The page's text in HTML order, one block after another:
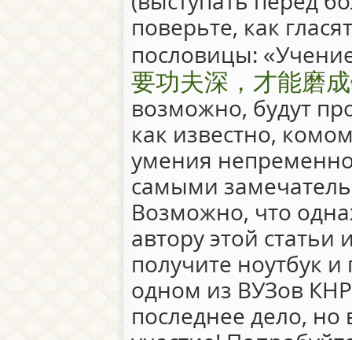
поверьте, как
пословицы:
要功夫深，才能磨
возможно, будут
как известно,
умения
самыми
Возможно, что
автору этой статьи
получите ноутбук
одном из ВУЗов
последнее дело, но